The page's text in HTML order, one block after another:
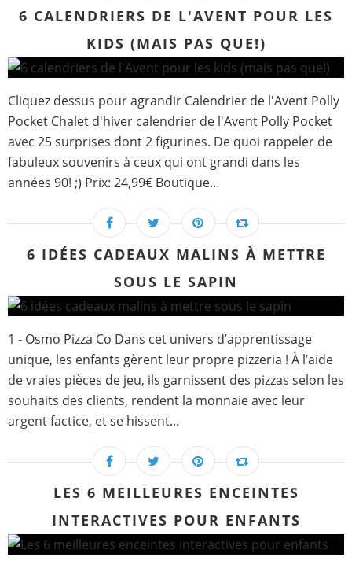
6 CALENDRIERS DE L'AVENT POUR LES
KIDS (MAIS PAS QUE!)
Cliquez dessus pour agrandir Calendrier de l'Avent Polly
Pocket Chalet d'hiver calendrier de l'Avent Polly Pocket
avec 25 surprises dont 2 figurines. De quoi rappeler de
fabuleux souvenirs à ceux qui ont grandi dans les
années 90! ;) Prix: 24,99€ Boutique...
6 IDÉES CADEAUX MALINS À METTRE
SOUS LE SAPIN
1 - Osmo Pizza Co Dans cet univers d’apprentissage
unique, les enfants gèrent leur propre pizzeria ! À l’aide
de vraies pièces de jeu, ils garnissent des pizzas selon les
souhaits des clients, rendent la monnaie avec leur
argent factice, et se hissent...
LES 6 MEILLEURES ENCEINTES
INTERACTIVES POUR ENFANTS